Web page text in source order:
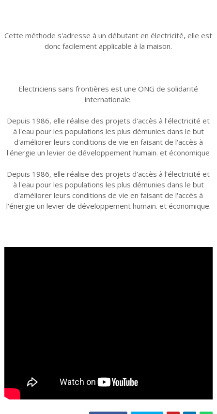
Cette méthode s'adresse à un débutant en électricité, elle est
donc facilement applicable à la maison.
Electriciens sans frontières est une ONG de solidarité
internationale.
Depuis 1986, elle réalise des projets d'accès à l'électricité et
à l'eau pour les populations les plus démunies dans le but
d'améliorer leurs conditions de vie en faisant de l'accès à
l'énergie un levier de développement humain. et économique
Depuis 1986, elle réalise des projets d'accès à l'électricité et
à l'eau pour les populations les plus démunies dans le but
d'améliorer leurs conditions de vie en faisant de l'accès à
l'énergie un levier de développement humain. et économique.